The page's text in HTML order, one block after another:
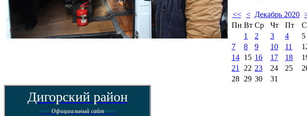
<< < Декабрь 2020
Пн Вт Ср Чт Пт
1
2 3 4 5
7
8 9 10 11
14 15 16 17 18
21
22 23 24 25
28 29 30 31
Дигорский район
---- Официальный сайт----